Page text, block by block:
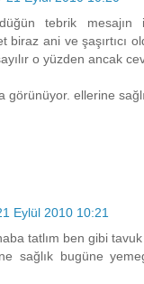
tebrik mesajın
biraz ani ve şaşırtıcı
o yüzden ancak
görünüyor. ellerine
Eylül 2010 10:21
tatlım ben gibi
sağlık bugüne